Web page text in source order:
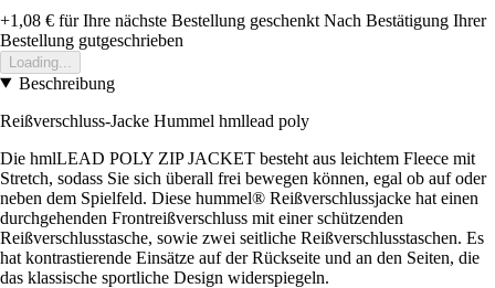
+1,08 € für Ihre nächste Bestellung geschenkt Nach Bestätigung Ihrer
Bestellung gutgeschrieben
Loading...
Beschreibung
Reißverschluss-Jacke Hummel hmllead poly
Die hmlLEAD POLY ZIP JACKET besteht aus leichtem Fleece mit
Stretch, sodass Sie sich überall frei bewegen können, egal ob auf oder
neben dem Spielfeld. Diese hummel® Reißverschlussjacke hat einen
durchgehenden Frontreißverschluss mit einer schützenden
Reißverschlusstasche, sowie zwei seitliche Reißverschlusstaschen. Es
hat kontrastierende Einsätze auf der Rückseite und an den Seiten, die
das klassische sportliche Design widerspiegeln.